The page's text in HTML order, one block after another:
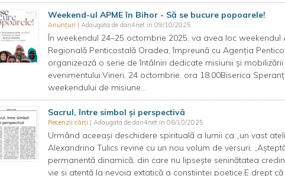
Weekend-ul APME în Bihor - Să se bucure popoarele!
Anunțuri | Adaugata de dan4net in 09/10/2025
În weekendul 24–25 octombrie 2025, va avea loc weekendul
Regională Penticostală Oradea, împreună cu Agenția
organizează o serie de întâlniri dedicate misiunii și
evenimentului:Vineri, 24 octombrie, ora 18:00Biserica
weekendului de misiune...
Sacrul, între simbol și perspectivã
Recenzii cărți | Adaugata de dan4net in 06/10/2025
Urmând aceeași deschidere spirituală a lumii ca „un vast
Alexandrina Tulics revine cu un nou volum de versuri,
permanentă dinamică, din care nu lipsește seninătatea
vie și atentă la nevoia extatică a conștiinței poetice.E drept